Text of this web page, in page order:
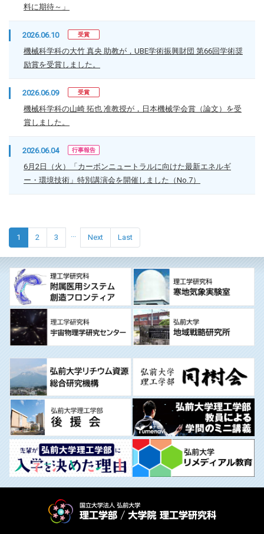
料に期待～」
2026.06.10 受賞
機械科学科の大竹 真央 助教が，UBE学術振興財団 第66回学術奨
励賞を受賞しました。
2026.06.09 受賞
機械科学科の山崎 拓也 准教授が，日本機械学会賞（論文）を受
賞しました。
2026.06.04 行事報告
6月2日（火）「カーボンニュートラルに向けた最新エネルギ
ー・環境技術」特別講演会を開催しました（No.7）
1 2 3 ... Next Last